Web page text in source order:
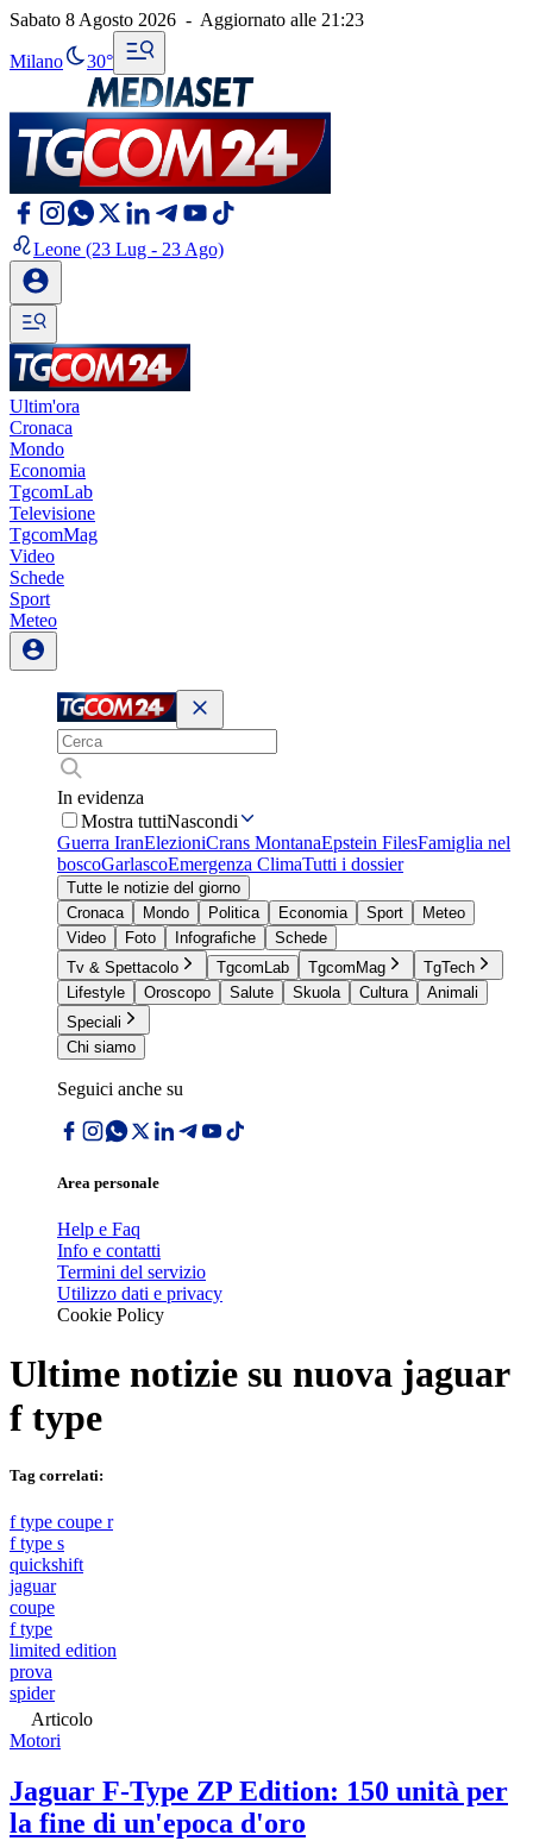
Sabato 8 Agosto 2026 - Aggiornato alle 21:23
Milano 30°
Leone (23 Lug - 23 Ago)
Ultim'ora
Cronaca
Mondo
Economia
TgcomLab
Televisione
TgcomMag
Video
Schede
Sport
Meteo
In evidenza
Mostra tuttiNascondi
Guerra IranElezioniCrans MontanaEpstein FilesFamiglia nel
boscoGarlascoEmergenza ClimaTutti i dossier
Tutte le notizie del giorno
Cronaca
Mondo Politica Economia Sport
Meteo
Video
Foto Infografiche
Schede
Tv & Spettacolo
TgcomLab TgcomMag
TgTech
Lifestyle
Oroscopo Salute Skuola Cultura
Animali
Speciali
Chi siamo
Seguici anche su
Area personale
Help e Faq
Info e contatti
Termini del servizio
Utilizzo dati e privacy
Cookie Policy
Ultime notizie su nuova jaguar
f type
Tag correlati:
f type coupe r
f type s
quickshift
jaguar
coupe
f type
limited edition
prova
spider
Articolo
Motori
Jaguar F-Type ZP Edition: 150 unità per
la fine di un'epoca d'oro